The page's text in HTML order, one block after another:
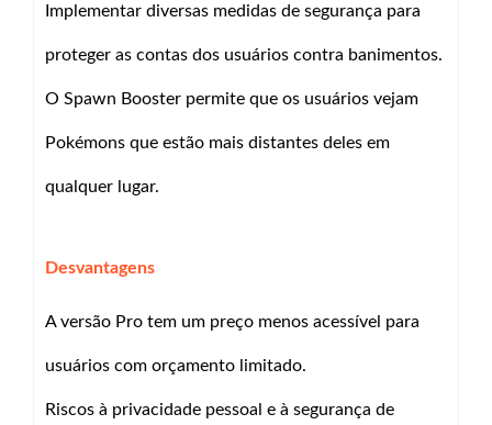
Implementar diversas medidas de segurança para
proteger as contas dos usuários contra banimentos.
O Spawn Booster permite que os usuários vejam
Pokémons que estão mais distantes deles em
qualquer lugar.
Desvantagens
A versão Pro tem um preço menos acessível para
usuários com orçamento limitado.
Riscos à privacidade pessoal e à segurança de